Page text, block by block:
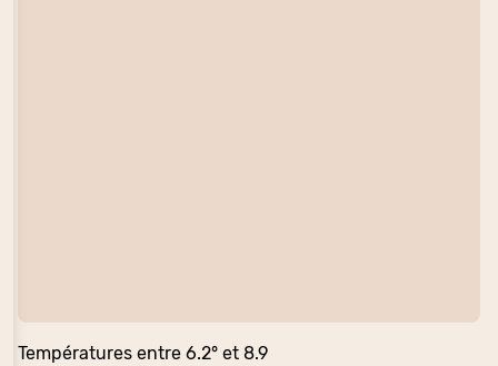
Températures entre 6.2° et 8.9